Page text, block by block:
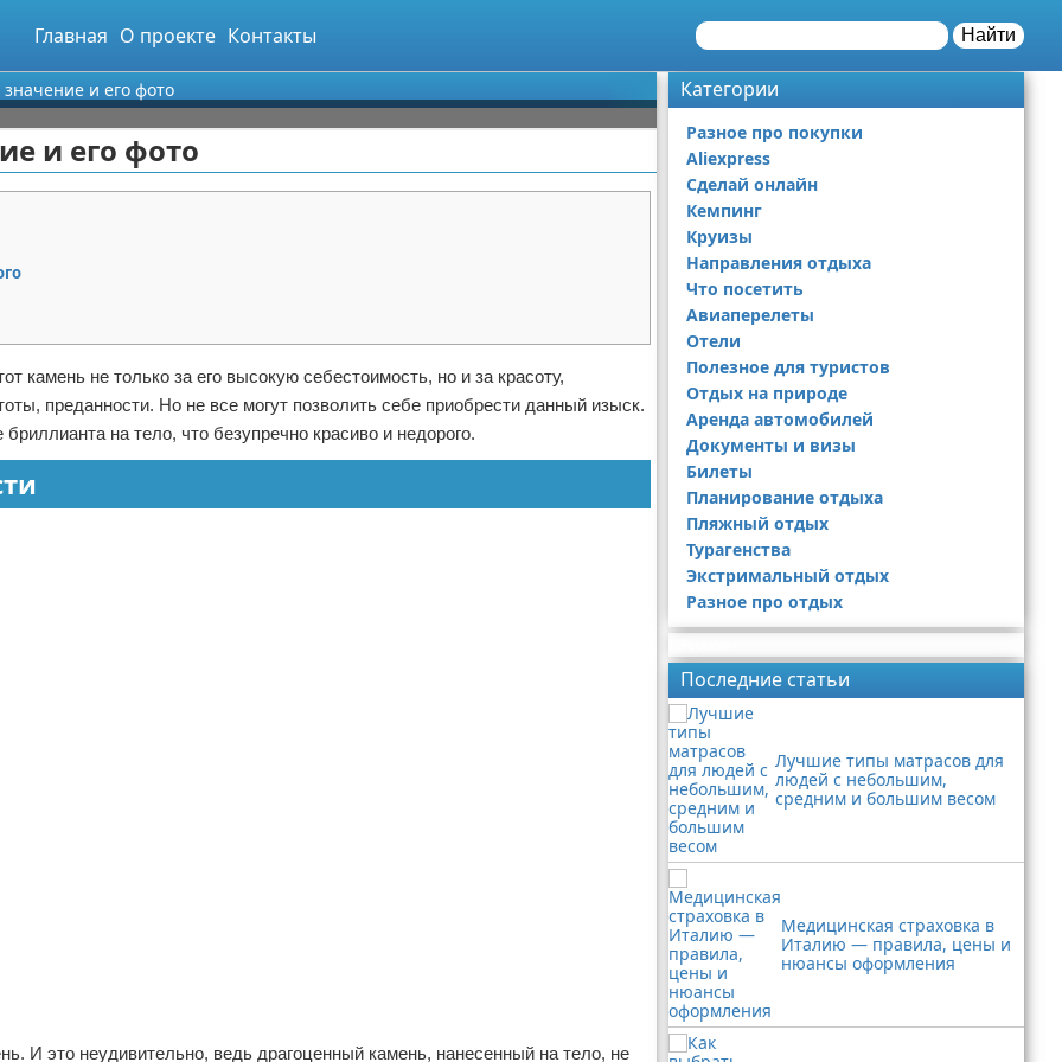
Главная О проекте Контакты Найти
и его фото
и его фото
камень не только за его высокую себестоимость, но и за красоту,
преданности. Но не все могут позволить себе приобрести данный изыск.
на тело, что безупречно красиво и недорого.
И это неудивительно, ведь драгоценный камень, нанесенный на тело, не
Категории
Разное про покупки
Aliexpress
Сделай онлайн
Кемпинг
Круизы
Направления отдыха
Что посетить
Авиаперелеты
Отели
Полезное для туристов
Отдых на природе
Аренда автомобилей
Документы и визы
Билеты
Планирование отдыха
Пляжный отдых
Турагенства
Экстримальный отдых
Разное про отдых
Последние статьи
Лучшие типы матрасов для
людей с небольшим,
средним и большим весом
Медицинская страховка в
Италию — правила, цены и
нюансы оформления